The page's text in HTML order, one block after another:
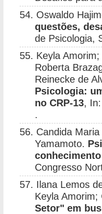
54. Oswaldo
questões,
de Psicologia,
55. Keyla
Roberta
Reinecke de
Psicologia:
no CRP-13,
.
56. Candida
Yamamoto.
Congresso
57. Ilana Lemos
Keyla
Setor" em